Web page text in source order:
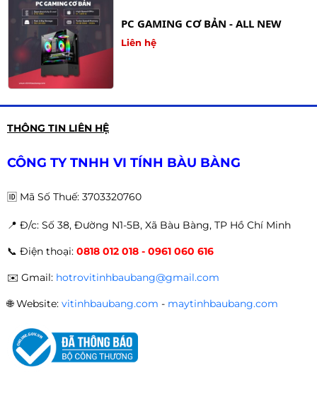
PC GAMING CƠ BẢN - ALL NEW
Liên hệ
Liên hệ
9400 \ GTX 1060\ MSI Z390 \ RAM
Liên hệ
PC Gaming Z Medium | Intel i5-
9400 \ GTX 1060\ MSI Z390 \ RAM
THÔNG TIN LIÊN HỆ
CÔNG TY TNHH VI TÍNH BÀU BÀNG
🆔 Mã Số Thuế: 3703320760
📍 Đ/c: Số 38, Đường N1-5B, Xã Bàu Bàng, TP Hồ Chí Minh
📞 Điện thoại: 0818 012 018 - 0961 060 616
✉️ Gmail: hotrovitinhbaubang@gmail.com
🌐Website: vitinhbaubang.com - maytinhbaubang.com